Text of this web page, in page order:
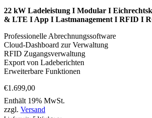
22 kW Ladeleistung I Modular I
& LTE I App I Lastmanagement I RFID I
Professionelle Abrechnungssoftware
Cloud-Dashboard zur Verwaltung
RFID Zugangsverwaltung
Export von Ladeberichten
Erweiterbare Funktionen
€1.699,00
Enthält 19% MwSt.
zzgl. Versand